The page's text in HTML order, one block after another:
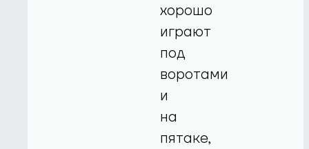
хорошо
играют
под
воротами
и
на
пятаке,